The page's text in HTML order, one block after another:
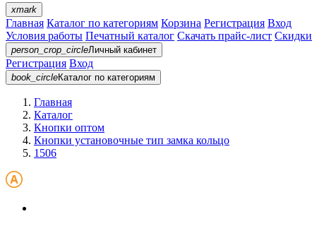
xmark
Главная Каталог по категориям Корзина Регистрация Вход
Условия работы Печатный каталог Скачать прайс-лист Скидки
person_crop_circleЛичный кабинет
Регистрация Вход
book_circleКаталог по категориям
Главная
Каталог
Кнопки оптом
Кнопки установочные тип замка кольцо
1506